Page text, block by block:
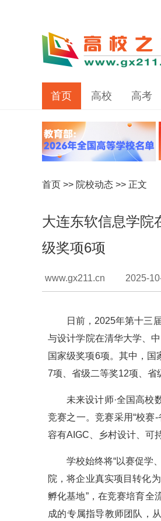
首页 高校 高考
首页 >> 院校动态 >> 正文
大连东软信息学院
级奖项6项
www.gx211.cn 2025-
日前，2025年第十三
与设计学院在清华大学、
国家级奖项6项。其中，
7项、省级二等奖12项、省
未来设计师·全国高校
竞赛之一。竞赛采用“校赛-
容有AIGC、乡村设计、可
学校始终将“以赛促学
院，将企业真实项目转化
孵化基地”，在竞赛培育全
成的专属指导教师团队，